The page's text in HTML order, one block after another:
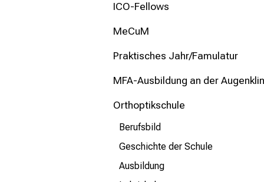
ICO-Fellows
MeCuM
Praktisches Jahr/Famulatur
MFA-Ausbildung an der
Orthoptikschule
Berufsbild
Geschichte der Schule
Ausbildung